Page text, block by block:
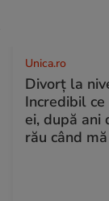
Unica.ro
Divorț la
Incredibil
ei, după ani
rău când